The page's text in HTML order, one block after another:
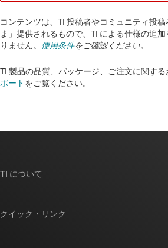
コンテンツは、TI 投稿者やコミュニティ投
ま」提供されるもので、TI による仕様の追
りません。 使用条件をご確認ください。
TI 製品の品質、パッケージ、ご注文に関する
ポート をご覧ください。​​​​​​​​​​​​​​
TI について
クイック・リンク